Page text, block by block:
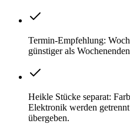
Termin-Empfehlung:
günstiger als
Heikle Stücke separat:
Elektronik werden
übergeben.